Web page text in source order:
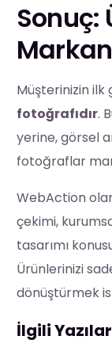
Sonuç:
Müşterinizin ilk
fotoğrafıdır.
yerine, görsel
fotoğraflar
WebAction
çekimi,
tasarımı
Ürünlerinizi
dönüştürmek
İlgili